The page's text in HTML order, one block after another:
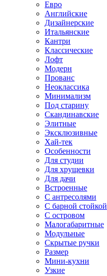
Евро
Английские
Дизайнерские
Итальянские
Кантри
Классические
Лофт
Модерн
Прованс
Неоклассика
Минимализм
Под старину
Скандинавские
Элитные
Эксклюзивные
Хай-тек
Особенности
Для студии
Для хрущевки
Для дачи
Встроенные
С антресолями
С барной стойкой
С островом
Малогабаритные
Модульные
Скрытые ручки
Размер
Мини-кухни
Узкие